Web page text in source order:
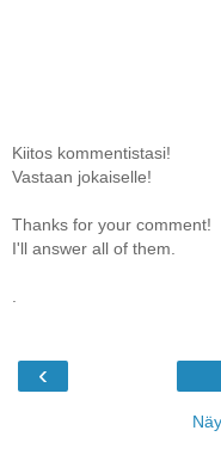
Kiitos kommentistasi!
Vastaan jokaiselle!
Thanks for your comment!
I'll answer all of them.
‹